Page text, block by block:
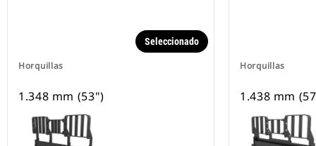
Horquillas
Seleccionado
1.348 mm (53")
Horquillas
1.438 mm